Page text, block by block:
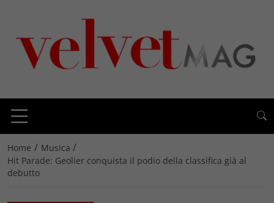
Home / Musica /
Hit Parade: Geolier conquista il podio della classifica già al
debutto